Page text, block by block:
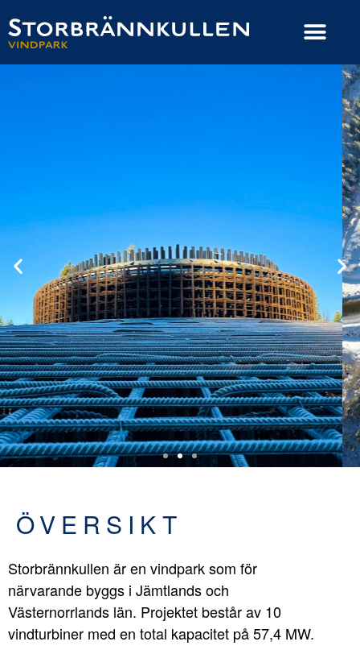
ÖVERSIKT
Storbrännkullen är en vindpark som för
närvarande byggs i Jämtlands och
Västernorrlands län. Projektet består av 10
vindturbiner med en total kapacitet på 57,4 MW.